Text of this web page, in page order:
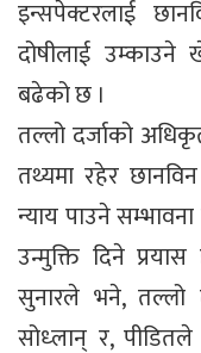
इन्सपेक्टरलाई
दोषीलाई उम्काउने
बढेको छ ।
तल्लो दर्जाको
तथ्यमा रहेर
न्याय पाउने
उन्मुक्ति दिने
सुनारले भने, तल्लो
सोध्लान् र,